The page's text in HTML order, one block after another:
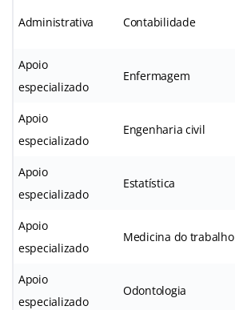
Administrativa Contabilidade
Apoio
especializado
Enfermagem
Apoio
especializado
Engenharia civil
Apoio
especializado
Estatística
Apoio
especializado
Medicina do trabalho
Apoio
especializado
Odontologia